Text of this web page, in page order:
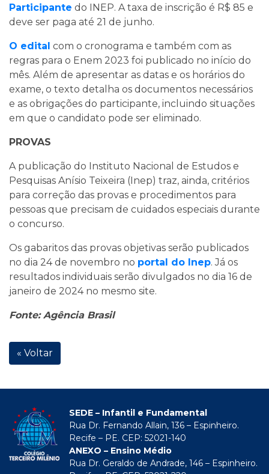
Participante do INEP. A taxa de inscrição é R$ 85 e
deve ser paga até 21 de junho.
O edital com o cronograma e também com as
regras para o Enem 2023 foi publicado no início do
mês. Além de apresentar as datas e os horários do
exame, o texto detalha os documentos necessários
e as obrigações do participante, incluindo situações
em que o candidato pode ser eliminado.
PROVAS
A publicação do Instituto Nacional de Estudos e
Pesquisas Anísio Teixeira (Inep) traz, ainda, critérios
para correção das provas e procedimentos para
pessoas que precisam de cuidados especiais durante
o concurso.
Os gabaritos das provas objetivas serão publicados
no dia 24 de novembro no portal do Inep. Já os
resultados individuais serão divulgados no dia 16 de
janeiro de 2024 no mesmo site.
Fonte: Agência Brasil
« Voltar
SEDE – Infantil e Fundamental
Rua Dr. Fernando Allain, 136 – Espinheiro.
Recife – PE. CEP: 52021-140
ANEXO – Ensino Médio
Rua Dr. Geraldo de Andrade, 146 – Espinheiro.